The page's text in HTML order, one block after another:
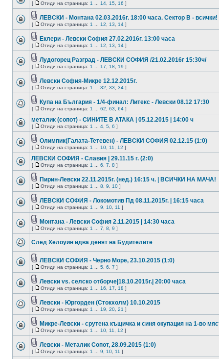
[ Отиди на страница: 1 14 15 16 ]
ЛЕВСКИ - Монтана 02.03.2016г. 18:00 часа. Сектор В - всички!
[ Отиди на страница: 1 12 13 14 ]
Еклери - Левски София 27.02.2016г. 13:00 часа
[ Отиди на страница: 1 12 13 14 ]
Лудогорец Разград - ЛЕВСКИ СОФИЯ /21.02.2016г 15:30ч/
[ Отиди на страница: 1 17 18 19 ]
Левски София-Микре 12.12.2015г.
[ Отиди на страница: 1 32 33 34 ]
Купа на България - 1/4-финал: Литекс - Левски 08.12 17:30
[ Отиди на страница: 1 62 63 64 ]
металик (сопот) - СИНИТЕ В АТАКА | 05.12.2015 | 14:00 ч
[ Отиди на страница: 1 4 5 6 ]
Олимпик(Галата-Тетевен) - ЛЕВСКИ СОФИЯ 02.12.15 (1:0)
[ Отиди на страница: 1 10 11 12 ]
ЛЕВСКИ СОФИЯ - Славия | 29.11.15 г. (2:0)
[ Отиди на страница: 1 6 7 8 ]
Пирин-Левски 22.11.2015г. (нeд.) 16:15 ч. | ВСИЧКИ НА МАЧА!
[ Отиди на страница: 1 8 9 10 ]
ЛЕВСКИ СОФИЯ - Локомотив Пд 08.11.2015г. | 16:15 часа
[ Отиди на страница: 1 9 10 11 ]
Монтана - Левски София 2.11.2015 | 14:30 часа
[ Отиди на страница: 1 7 8 9 ]
След Хелоуин идва денят на Будителите
ЛЕВСКИ СОФИЯ - Черно Море, 23.10.2015 (1:0)
[ Отиди на страница: 1 5 6 7 ]
Левски vs. селско отборче|18.10.2015г.| 20:00 часа
[ Отиди на страница: 1 16 17 18 ]
Левски - Юргорден (Стокхолм) 10.10.2015
[ Отиди на страница: 1 19 20 21 ]
Микре-Левски - срутена къщичка и синя окупация на 1-во
[ Отиди на страница: 1 10 11 12 ]
Левски - Металик Сопот, 28.09.2015 (1:0)
[ Отиди на страница: 1 9 10 11 ]